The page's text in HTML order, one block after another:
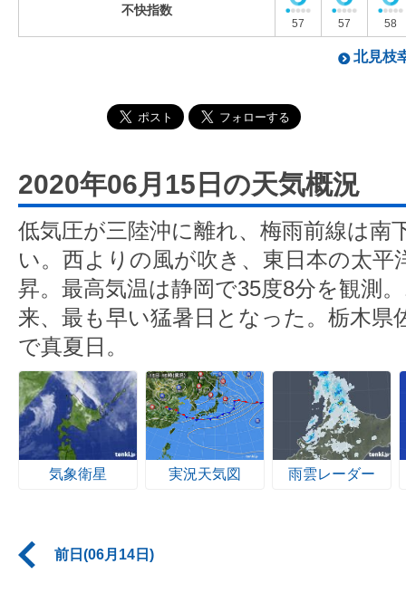
不快指数
57 57 58
北見枝
2020年06月15日の天気概況
低気圧が三陸沖に離れ、梅雨前線は南
い。西よりの風が吹き、東日本の太平
昇。最高気温は静岡で35度8分を観測
来、最も早い猛暑日となった。栃木県
で真夏日。
気象衛星 実況天気図 雨雲レーダー
前日(06月14日)